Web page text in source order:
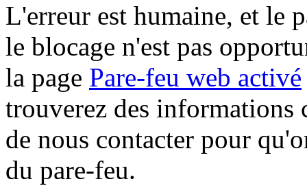
L'erreur est humaine, et le
le blocage n'est pas
la page Pare-feu web activé
trouverez des informations
de nous contacter pour
du pare-feu.